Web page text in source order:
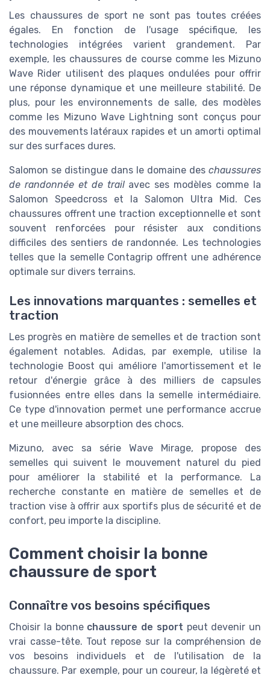
Les chaussures de sport ne sont pas toutes créées
égales. En fonction de l'usage spécifique, les
technologies intégrées varient grandement. Par
exemple, les chaussures de course comme les Mizuno
Wave Rider utilisent des plaques ondulées pour offrir
une réponse dynamique et une meilleure stabilité. De
plus, pour les environnements de salle, des modèles
comme les Mizuno Wave Lightning sont conçus pour
des mouvements latéraux rapides et un amorti optimal
sur des surfaces dures.
Salomon se distingue dans le domaine des chaussures
de randonnée et de trailavec ses modèles comme la
Salomon Speedcross et la Salomon Ultra Mid. Ces
chaussures offrent une traction exceptionnelle et sont
souvent renforcées pour résister aux conditions
difficiles des sentiers de randonnée. Les technologies
telles que la semelle Contagrip offrent une adhérence
optimale sur divers terrains.
Les innovations marquantes : semelles et
traction
Les progrès en matière de semelles et de traction sont
également notables. Adidas, par exemple, utilise la
technologie Boost qui améliore l'amortissement et le
retour d'énergie grâce à des milliers de capsules
fusionnées entre elles dans la semelle intermédiaire.
Ce type d'innovation permet une performance accrue
et une meilleure absorption des chocs.
Mizuno, avec sa série Wave Mirage, propose des
semelles qui suivent le mouvement naturel du pied
pour améliorer la stabilité et la performance. La
recherche constante en matière de semelles et de
traction vise à offrir aux sportifs plus de sécurité et de
confort, peu importe la discipline.
Comment choisir la bonne
chaussure de sport
Connaître vos besoins spécifiques
Choisir la bonne chaussure de sport peut devenir un
vrai casse-tête. Tout repose sur la compréhension de
vos besoins individuels et de l'utilisation de la
chaussure. Par exemple, pour un coureur, la légèreté et